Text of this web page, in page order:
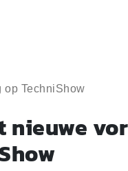
op TechniShow
nieuwe